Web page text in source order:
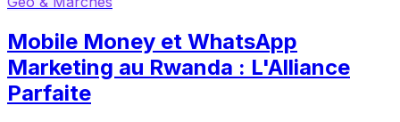
Mobile Money et WhatsApp
Marketing au Rwanda : L'Alliance
Parfaite